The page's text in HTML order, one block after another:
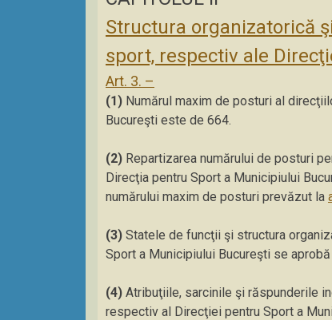
Structura organizatorică
sport, respectiv ale
Art. 3. –
(1) Numărul maxim de posturi al
Bucureşti este de 664.
(2) Repartizarea numărului de posturi
Direcţia pentru Sport a Municipiului
numărului maxim de posturi prevăzut la
(3) Statele de funcţii şi structura
Sport a Municipiului Bucureşti se
(4) Atribuţiile, sarcinile şi răspunderile
respectiv al Direcţiei pentru Sport a